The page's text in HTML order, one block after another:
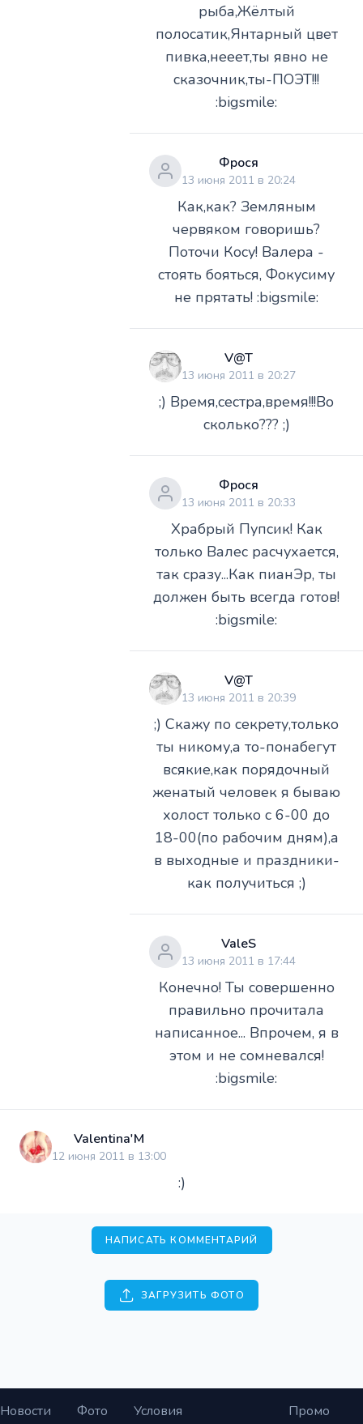
рыба,Жёлтый
полосатик,Янтарный цвет
пивка,нееет,ты явно не
сказочник,ты-ПОЭТ!!!
:bigsmile:
Фрося
13 июня 2011 в 20:24
Как,как? Земляным
червяком говоришь?
Поточи Косу! Валера -
стоять бояться, Фокусиму
не прятать! :bigsmile:
V@T
13 июня 2011 в 20:27
;) Время,сестра,время!!!Во
сколько??? ;)
Фрося
13 июня 2011 в 20:33
Храбрый Пупсик! Как
только Валес расчухается,
так сразу...Как пианЭр, ты
должен быть всегда готов!
:bigsmile:
V@T
13 июня 2011 в 20:39
;) Скажу по секрету,только
ты никому,а то-понабегут
всякие,как порядочный
женатый человек я бываю
холост только с 6-00 до
18-00(по рабочим дням),а
в выходные и праздники-
как получиться ;)
ValeS
13 июня 2011 в 17:44
Конечно! Ты совершенно
правильно прочитала
написанное... Впрочем, я в
этом и не сомневался!
:bigsmile:
Valentina'M
12 июня 2011 в 13:00
:)
НАПИСАТЬ КОММЕНТАРИЙ
ЗАГРУЗИТЬ ФОТО
Новости Фото
Условия
Промо